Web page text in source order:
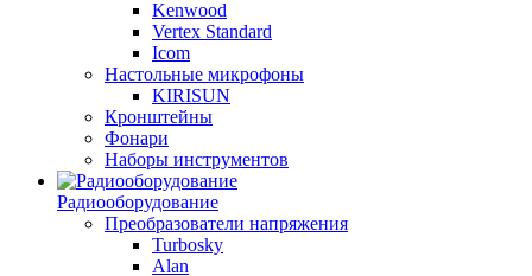
Kenwood
Vertex Standard
Icom
Настольные микрофоны
KIRISUN
Кронштейны
Фонари
Наборы инструментов
Радиооборудование
Преобразователи напряжения
Turbosky
Alan